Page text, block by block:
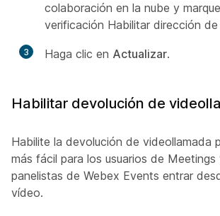
colaboración en la nube y
verificación Habilitar dirección
3 Haga clic en Actualizar.
Habilitar devolución de
Habilite la devolución de videollamada
más fácil para los usuarios de Meetings
panelistas de Webex Events entrar
vídeo.